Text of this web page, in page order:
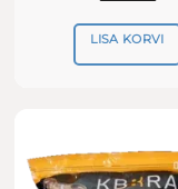
LISA KORVI